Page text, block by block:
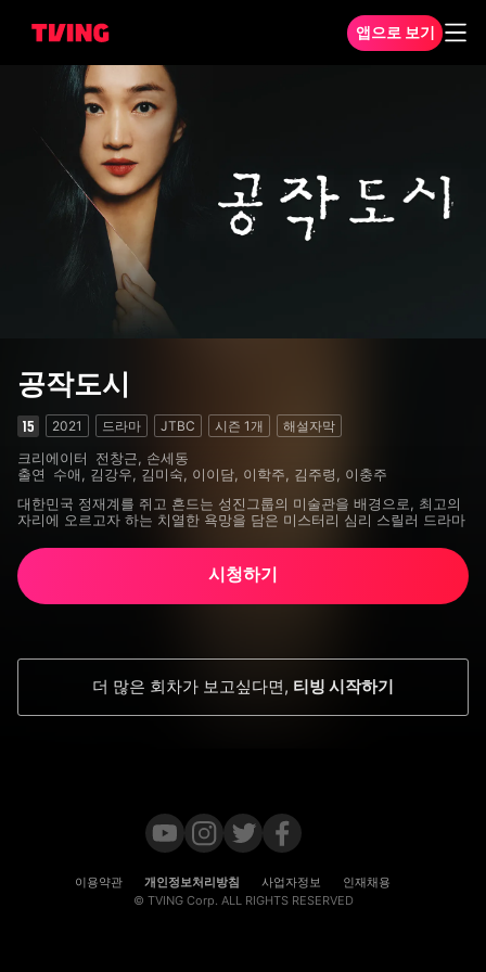
앱으로 보기
공작도시 1화
공작도시
2021 드라마 JTBC 시즌 1 개 해설자막
크리에이터
전창근, 손세동
출연
수애, 김강우, 김미숙, 이이담, 이학주, 김주령, 이충주
대한민국 정재계를 쥐고 흔드는 성진그룹의 미술관을 배경으로, 최고의
자리에 오르고자 하는 치열한 욕망을 담은 미스터리 심리 스릴러 드라마
시청하기
더 많은 회차가 보고싶다면, 티빙 시작하기
이용약관 개인정보처리방침 사업자정보
인재채용
© TVING Corp. ALL RIGHTS RESERVED